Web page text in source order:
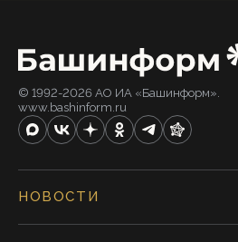
© 1992-2026 АО ИА «Башинформ».
www.bashinform.ru
НОВОСТИ